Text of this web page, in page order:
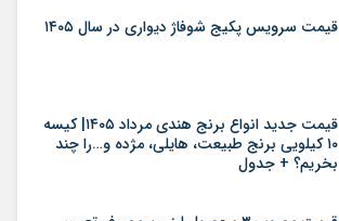
قیمت سرویس پکیج شوفاژ دیواری در سال ۱۴۰۵
قیمت جدید انواع برنج هندی مرداد ۱۴۰۵| کیسه
۱۰ کیلویی برنج طبیعت، هایلی، مژده و…را چند
بخریم؟ + جدول